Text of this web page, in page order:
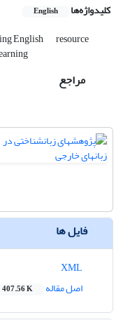
کلیدواژه‌ها English
English resource
مراجع
فایل ها
اصل مقاله
407.56 K